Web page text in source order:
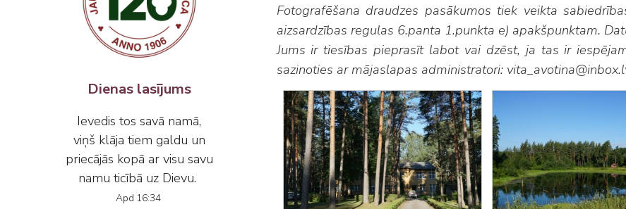
Dienas lasījums
Ievedis tos savā namā,
viņš klāja tiem galdu un
priecājās kopā ar visu savu
namu ticībā uz Dievu.
Apd 16:34
Fotografēšana draudzes pasākumos tiek veikta
aizsardzības regulas 6.panta 1.punkta e) apakšpunktam.
‌Jums ir tiesības pieprasīt labot vai dzēst, ja tas ir
sazinoties ar mājaslapas administratori: